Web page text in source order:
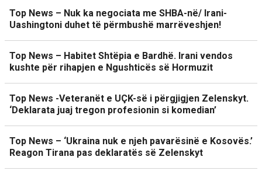
Top News – Nuk ka negociata me SHBA-në/ Irani-
Uashingtoni duhet të përmbushë marrëveshjen!
Top News – Habitet Shtëpia e Bardhë. Irani vendos
kushte për rihapjen e Ngushticës së Hormuzit
Top News -Veteranët e UÇK-së i përgjigjen Zelenskyt.
‘Deklarata juaj tregon profesionin si komedian’
Top News – ‘Ukraina nuk e njeh pavarësinë e Kosovës.’
Reagon Tirana pas deklaratës së Zelenskyt